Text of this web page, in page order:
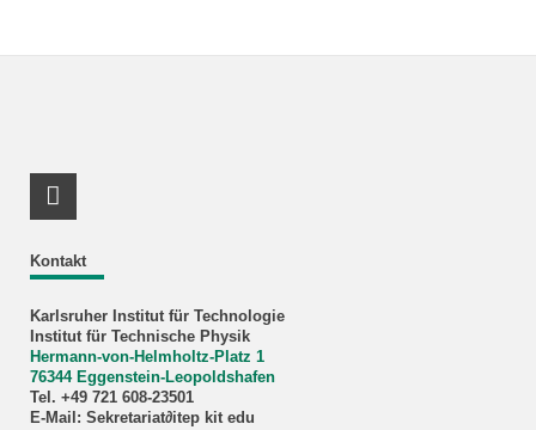
Kontakt
Karlsruher Institut für Technologie
Institut für Technische Physik
Hermann-von-Helmholtz-Platz 1
76344 Eggenstein-Leopoldshafen
Tel. +49 721 608-23501
E-Mail: Sekretariat∂itep kit edu
LinkedIn Profil